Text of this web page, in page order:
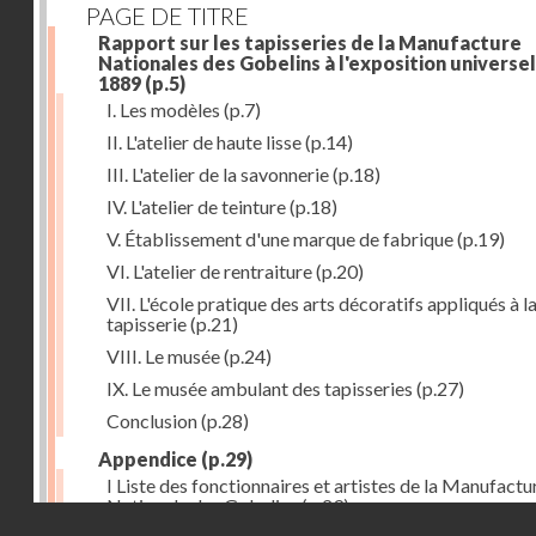
PAGE DE TITRE
Rapport sur les tapisseries de la Manufacture
Nationales des Gobelins à l'exposition
1889 (p.5)
I. Les modèles (p.7)
II. L'atelier de haute lisse(p.14)
III. L'atelier de la savonnerie(p.18)
IV. L'atelier de teinture(p.18)
V. Établissement d'une marque de fabrique(p.19)
VI. L'atelier de rentraiture(p.20)
VII. L'école pratique des arts décoratifs appliqués à la
tapisserie(p.21)
VIII. Le musée(p.24)
IX. Le musée ambulant des tapisseries (p.27)
Conclusion(p.28)
Appendice (p.29)
I Liste des fonctionnaires et artistes de la
Nationale des Gobelins(p.29)